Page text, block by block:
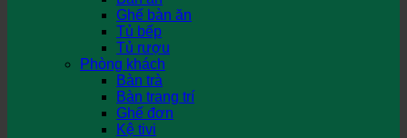
Ghế bàn ăn
Tủ bếp
Tủ rượu
Phòng khách
Bàn trà
Bàn trang trí
Ghế đơn
Kệ tivi